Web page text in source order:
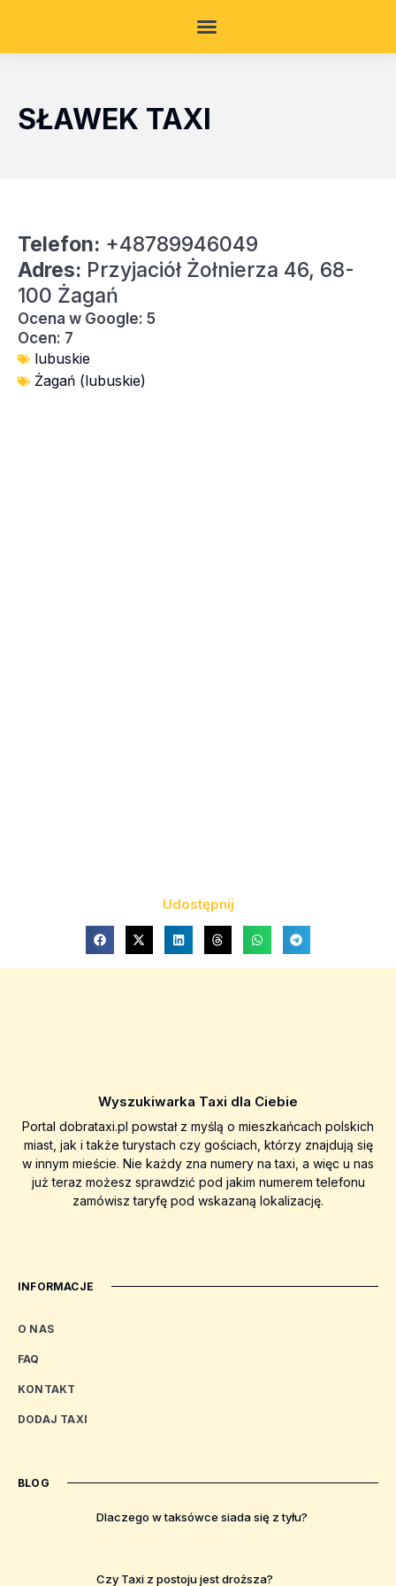
SŁAWEK TAXI
Telefon: +48789946049
Adres: Przyjaciół Żołnierza 46, 68-
100 Żagań
Ocena w Google: 5
Ocen: 7
lubuskie
Żagań (lubuskie)
Udostępnij
Wyszukiwarka Taxi dla Ciebie
Portal dobrataxi.pl powstał z myślą o mieszkańcach polskich
miast, jak i także turystach czy gościach, którzy znajdują się
w innym mieście. Nie każdy zna numery na taxi, a więc u nas
już teraz możesz sprawdzić pod jakim numerem telefonu
zamówisz taryfę pod wskazaną lokalizację.
INFORMACJE
O NAS
FAQ
KONTAKT
DODAJ TAXI
BLOG
Dlaczego w taksówce siada się z tyłu?
Czy Taxi z postoju jest droższa?